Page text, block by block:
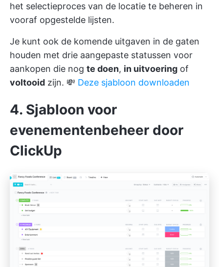
het selectieproces van de locatie te beheren in
vooraf opgestelde lijsten.
Je kunt ook de komende uitgaven in de gaten
houden met drie aangepaste statussen voor
aankopen die nog te doen, in uitvoering of
voltooid zijn. 💸 Deze sjabloon downloaden
4. Sjabloon voor
evenementenbeheer door
ClickUp